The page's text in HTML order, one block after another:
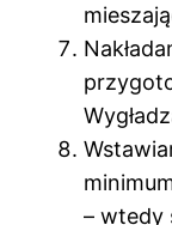
– wtedy